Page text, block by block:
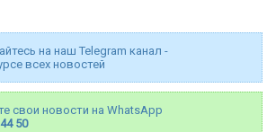
на наш Telegram канал -
всех новостей
свои новости на WhatsApp
50